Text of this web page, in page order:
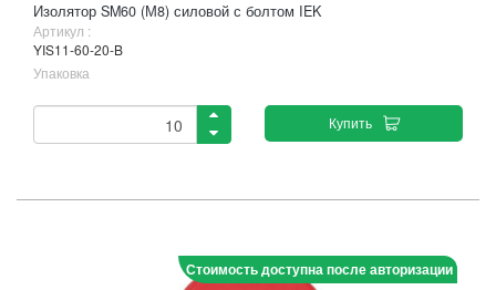
Изолятор SM60 (М8) силовой с болтом IEK
Артикул :
YIS11-60-20-B
Упаковка
Купить
Стоимость доступна после авторизации